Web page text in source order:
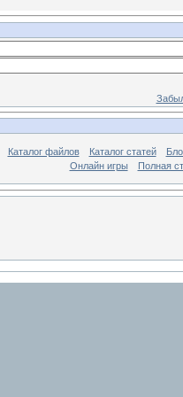
Каталог файлов Каталог статей
Онлайн игры
Полная